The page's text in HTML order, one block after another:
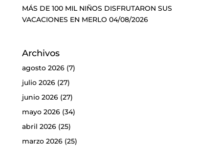
MÁS DE 100 MIL NIÑOS DISFRUTARON SUS
VACACIONES EN MERLO 04/08/2026
Archivos
agosto 2026(7)
julio 2026(27)
junio 2026(27)
mayo 2026(34)
abril 2026(25)
marzo 2026(25)